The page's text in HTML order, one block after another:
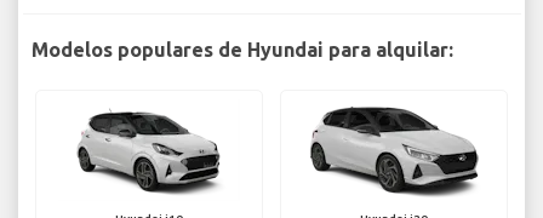
Modelos populares de Hyundai para alquilar: